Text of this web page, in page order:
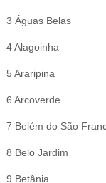
3 Águas Belas
4 Alagoinha
5 Araripina
6 Arcoverde
7 Belém do São
8 Belo Jardim
9 Betânia